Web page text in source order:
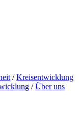
/Kreisentwicklung
/Über uns